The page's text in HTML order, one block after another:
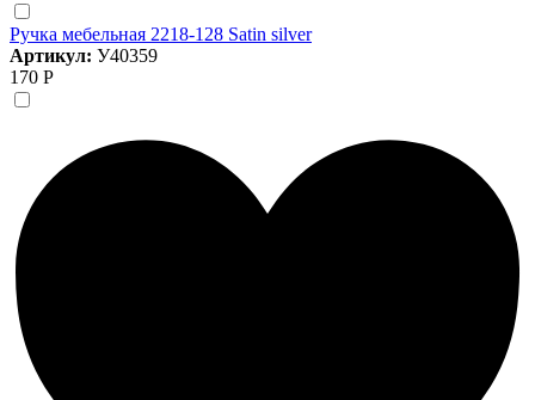
Ручка мебельная 2218-128 Satin silver
Артикул: У40359
170 Р